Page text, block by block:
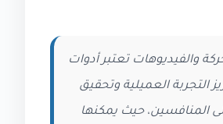
والفيديوهات تعتبر أدوات
التجربة العميلية وتحقيق
المنافسين، حيث يمكنها